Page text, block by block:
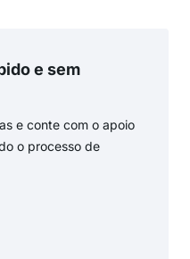
e sem
e conte com o apoio
o processo de